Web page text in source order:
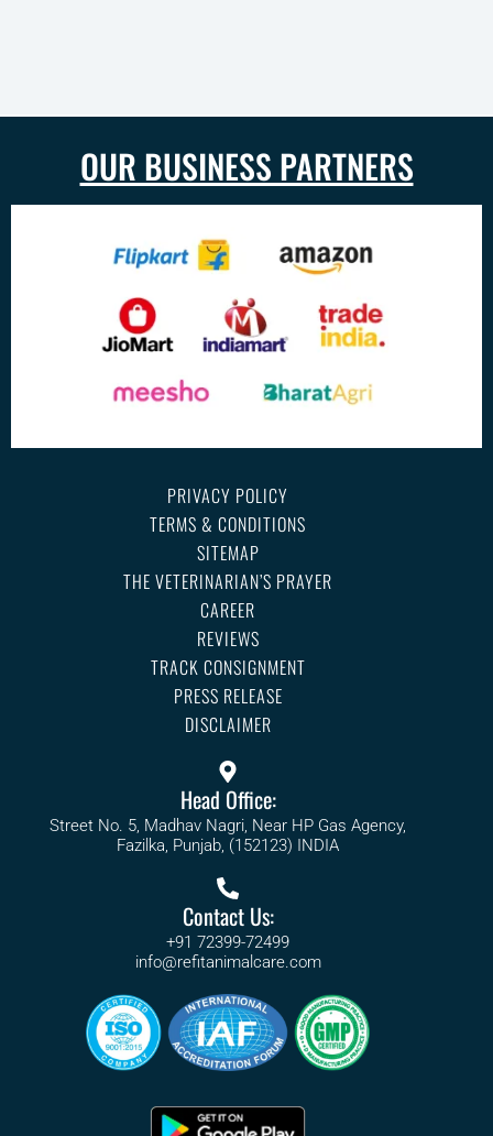
OUR BUSINESS PARTNERS
PRIVACY POLICY
TERMS & CONDITIONS
SITEMAP
THE VETERINARIAN’S PRAYER
CAREER
REVIEWS
TRACK CONSIGNMENT
PRESS RELEASE
DISCLAIMER
Head Office:
Street No. 5, Madhav Nagri, Near HP Gas Agency,
Fazilka, Punjab, (152123) INDIA
Contact Us:
+91 72399-72499
info@refitanimalcare.com